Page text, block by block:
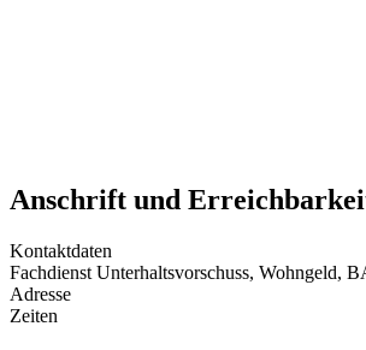
Anschrift und
Kontaktdaten
Fachdienst Unterhaltsvorschuss, Wohngeld,
Adresse
Zeiten